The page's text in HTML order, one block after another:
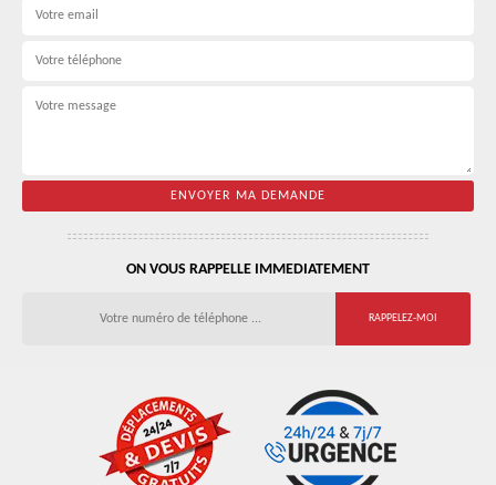
ON VOUS RAPPELLE IMMEDIATEMENT